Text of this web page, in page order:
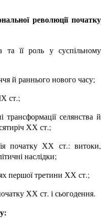
революції початку
та її роль у суспільному
й раннього нового часу;
ст.;
трансформації селянства й
ХХ ст.;
початку ХХ ст.: витоки,
наслідки;
першої третини ХХ ст.;
ХХ ст. і сьогодення.